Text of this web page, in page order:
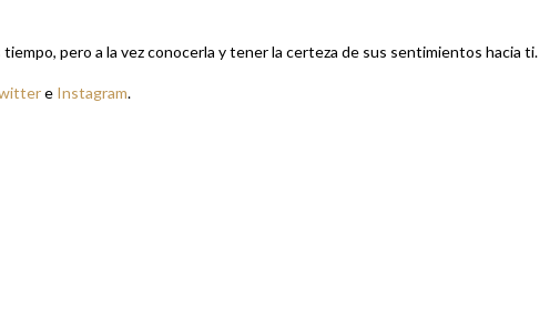
pero a la vez conocerla y tener la certeza de sus sentimientos hacia ti.
e Instagram.